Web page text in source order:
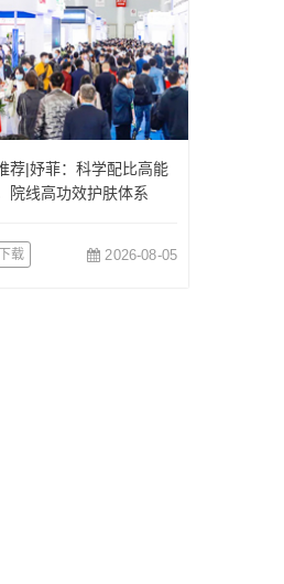
荐|妤菲：科学配比高能
院线高功效护肤体系
载 2026-08-05